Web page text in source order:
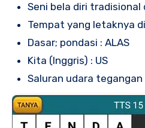
Seni bela diri tradisional
Tempat yang letaknya
Dasar; pondasi : ALAS
Kita (Inggris) : US
Saluran udara